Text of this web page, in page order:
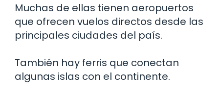
Muchas de ellas tienen aeropuertos
que ofrecen vuelos directos desde las
principales ciudades del país.
También hay ferris que conectan
algunas islas con el continente.